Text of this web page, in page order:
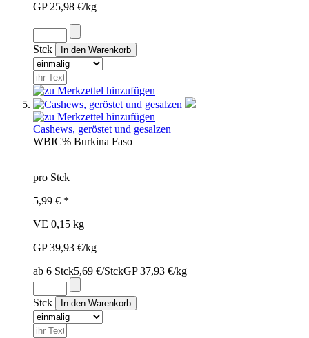
GP 25,98 €/kg
Stck
Cashews, geröstet und gesalzen
WBIC% Burkina Faso
pro Stck
5,99 € *
VE 0,15 kg
GP 39,93 €/kg
ab 6 Stck5,69 €/StckGP 37,93 €/kg
Stck